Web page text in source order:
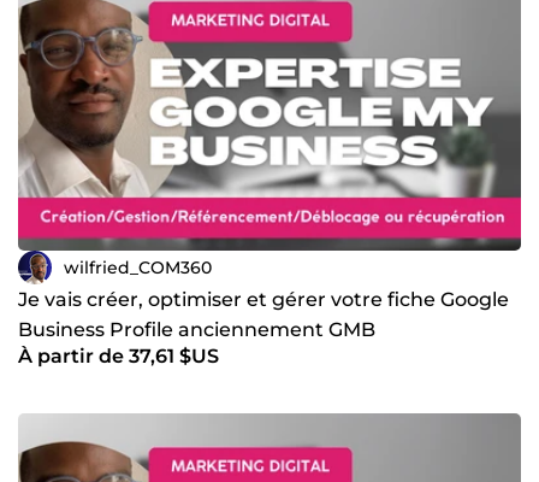
wilfried_COM360
Je vais créer, optimiser et gérer votre fiche Google
Business Profile anciennement GMB
À partir de 37,61 $US